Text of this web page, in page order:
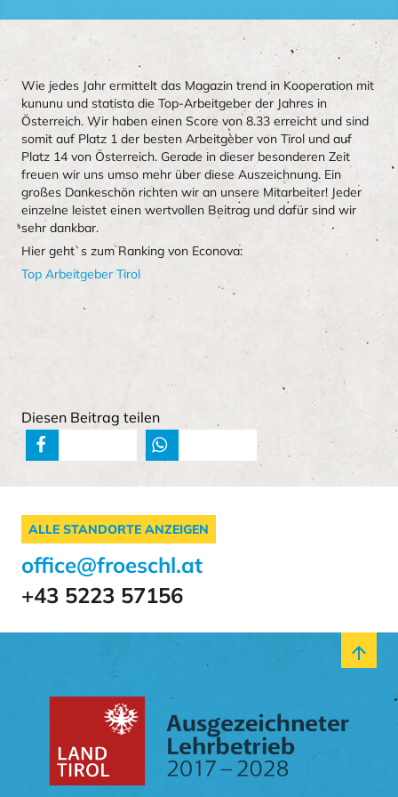
Wie jedes Jahr ermittelt das Magazin trend in Kooperation mit
kununu und statista die Top-Arbeitgeber der Jahres in
Österreich. Wir haben einen Score von 8.33 erreicht und sind
somit auf Platz 1 der besten Arbeitgeber von Tirol und auf
Platz 14 von Österreich. Gerade in dieser besonderen Zeit
freuen wir uns umso mehr über diese Auszeichnung. Ein
großes Dankeschön richten wir an unsere Mitarbeiter! Jeder
einzelne leistet einen wertvollen Beitrag und dafür sind wir
sehr dankbar.
Hier geht`s zum Ranking von Econova:
Top Arbeitgeber Tirol
Diesen Beitrag teilen
ALLE STANDORTE ANZEIGEN
office@froeschl.at
+43 5223 57156
arrow_upward